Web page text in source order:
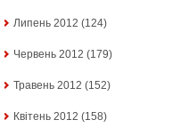
Липень 2012 (124)
Червень 2012 (179)
Травень 2012 (152)
Квітень 2012 (158)